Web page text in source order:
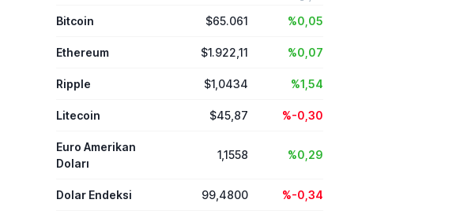
gelişmelere çevrildi.
Bitcoin $65.061 %0,05
Ethereum $1.922,11 %0,07
Ripple $1,0434 %1,54
Litecoin $45,87 %-0,30
Euro Amerikan
Doları
1,1558 %0,29
Dolar Endeksi 99,4800 %-0,34